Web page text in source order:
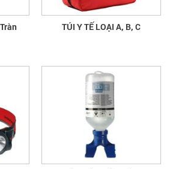
TÚI Y TẾ LOẠI A, B, C